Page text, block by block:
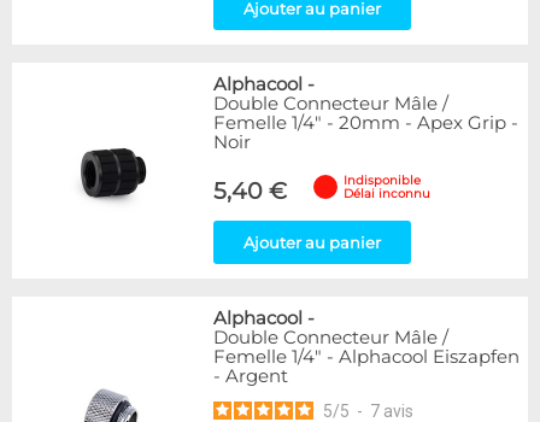
Ajouter au panier
Alphacool -
Double Connecteur Mâle /
Femelle 1/4" - 20mm - Apex Grip -
Noir
5,40 €
Indisponible
Délai inconnu
Ajouter au panier
Alphacool -
Double Connecteur Mâle /
Femelle 1/4" - Alphacool Eiszapfen
- Argent
5/5 - 7 avis